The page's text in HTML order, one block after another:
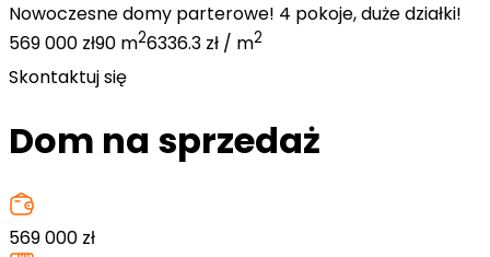
Nowoczesne domy parterowe! 4 pokoje, duże działki!
569 000 zł90 m26336.3 zł / m2
Skontaktuj się
Dom na sprzedaż
569 000 zł